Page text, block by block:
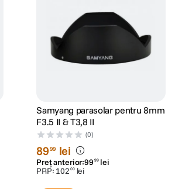
Samyang parasolar pentru 8mm
F3.5 II & T3,8 II
(0)
8999 lei
Preț anterior:99 99 lei
PRP: 102 00 lei